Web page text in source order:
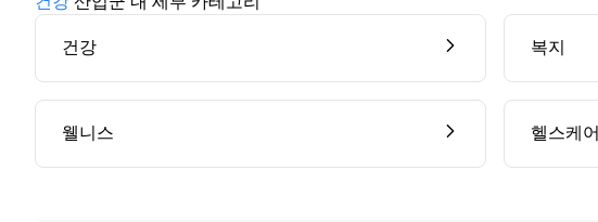
건강 복지
웰니스 헬스케어